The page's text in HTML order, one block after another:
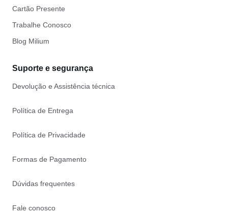
Cartão Presente
Trabalhe Conosco
Blog Milium
Suporte e segurança
Devolução e Assistência técnica
Política de Entrega
Política de Privacidade
Formas de Pagamento
Dúvidas frequentes
Fale conosco